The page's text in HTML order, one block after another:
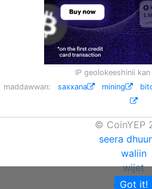
IP geolokeeshinii kan
maddawwan: saxxana mining
© CoinYEP
seera
waliin
wijet
API NEW
Got it!